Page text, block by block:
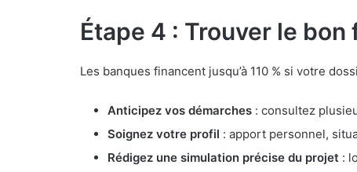
Étape 4 : Trouver le
Les banques financent jusqu’à 110 % si votre
Anticipez vos démarches : consultez
Soignez votre profil : apport personnel,
Rédigez une simulation précise du projet :